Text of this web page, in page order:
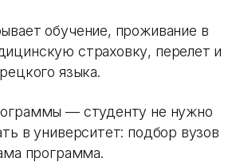
обучение, проживание в
страховку, перелет и
языка.
— студенту не нужно
в университет: подбор вузов
программа.